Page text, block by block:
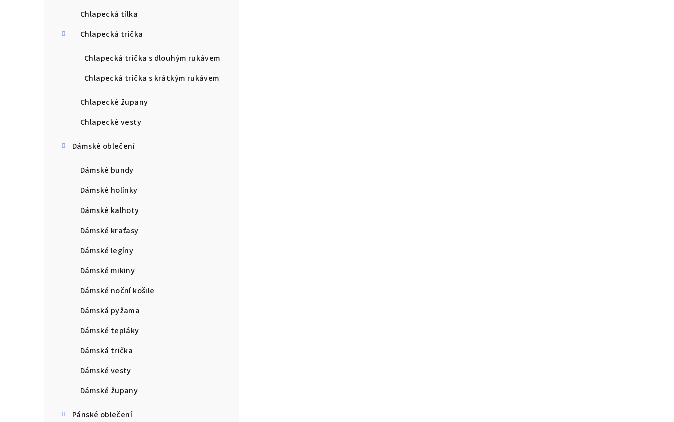
Chlapecká tílka
Chlapecká trička
Chlapecká trička s dlouhým rukávem
Chlapecká trička s krátkým rukávem
Chlapecké župany
Chlapecké vesty
Dámské oblečení
Dámské bundy
Dámské holínky
Dámské kalhoty
Dámské kraťasy
Dámské legíny
Dámské mikiny
Dámské noční košile
Dámská pyžama
Dámské tepláky
Dámská trička
Dámské vesty
Dámské župany
Pánské oblečení